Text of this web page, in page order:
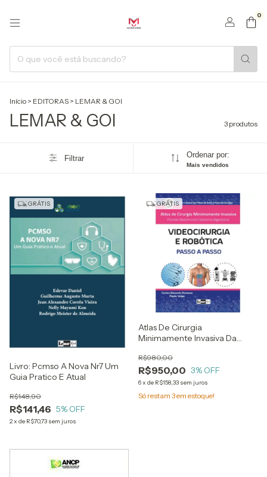
0
Início > EDITORAS > LEMAR & GOI
LEMAR & GOI 3 produtos
Filtrar Ordenar por:
Mais vendidos
GRÁTIS
Livro: Pcmso A Nova Nr7 Um
Guia Pratico E Atual
R$141,46
R$148,90
5% OFF
2x de R$70,73 sem juros
GRÁTIS
Atlas De Cirurgia
Minimamente Invasiva Da
Digestório - Videocirurgia E
Robótica Passo A Passo -
Carlos Eduardo Domene E
Paula Volpe
R$950,00
R$980,00
3% OFF
6x de R$158,33 sem juros
Só restam 3em estoque!